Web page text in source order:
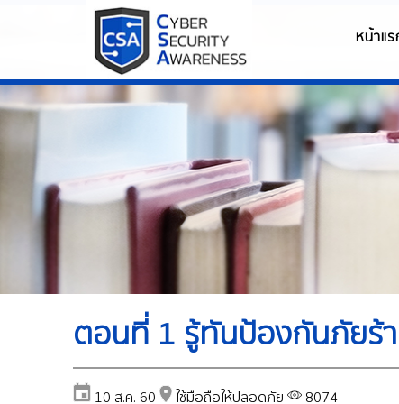
หน้าแ
ตอนที่ 1 รู้ทันป้องกันภัยร้
10 ส.ค. 60 ใช้มือถือให้ปลอดภัย 8074